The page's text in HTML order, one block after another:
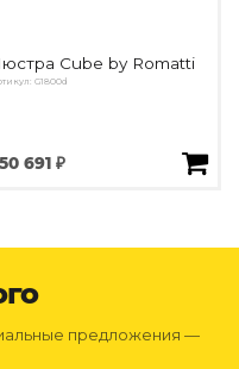
Cube by Romatti
G1800d
691 ₽
предложения —